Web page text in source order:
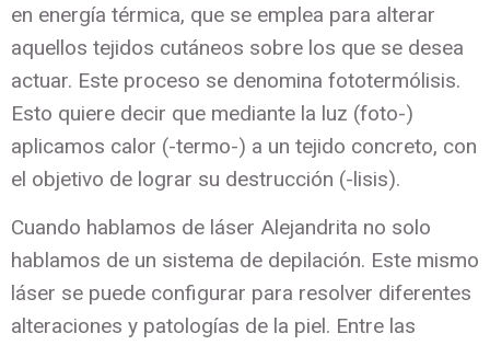
en energía térmica, que se emplea para alterar
aquellos tejidos cutáneos sobre los que se desea
actuar. Este proceso se denomina fototermólisis.
Esto quiere decir que mediante la luz (foto-)
aplicamos calor (-termo-) a un tejido concreto, con
el objetivo de lograr su destrucción (-lisis).
Cuando hablamos de láser Alejandrita no solo
hablamos de un sistema de depilación. Este mismo
láser se puede configurar para resolver diferentes
alteraciones y patologías de la piel. Entre las